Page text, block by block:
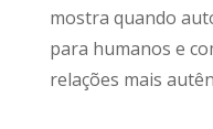
mostra quando
para humanos e
relações mais